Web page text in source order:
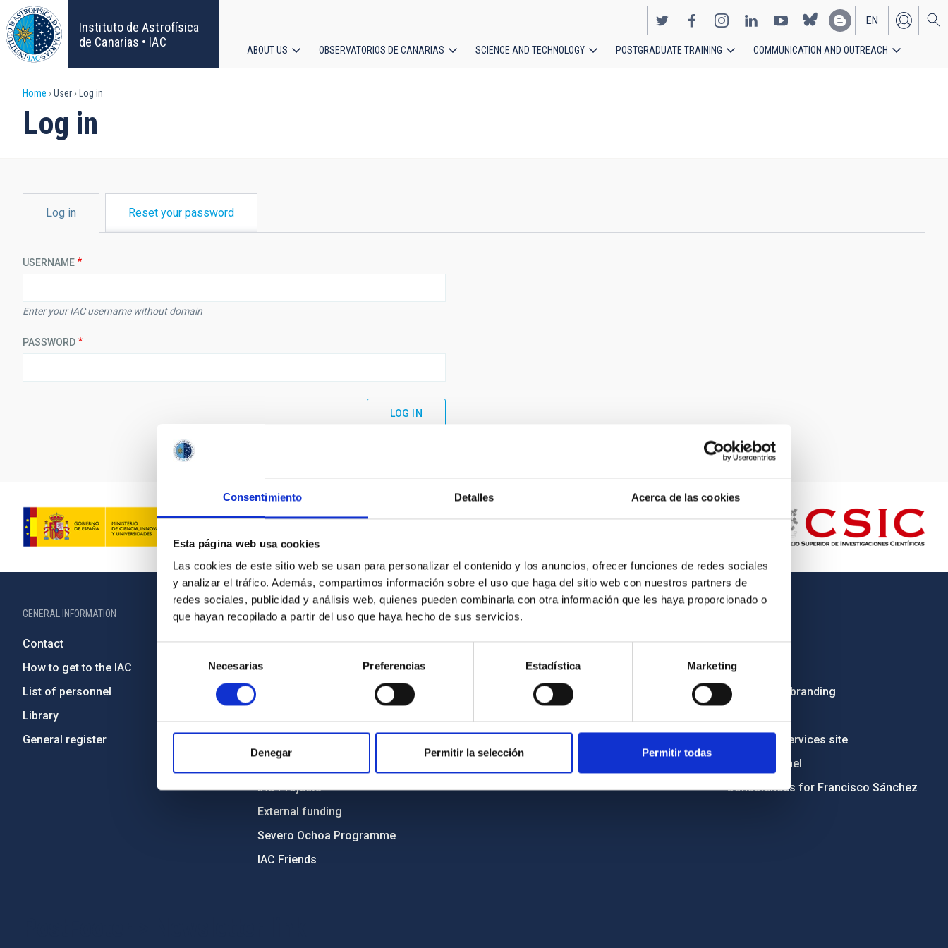
Consentimiento Detalles Acerca de las cookies
Esta página web usa cookies
Las cookies de este sitio web se usan para personalizar el contenido y los anuncios, ofrecer funciones de redes sociales
y analizar el tráfico. Además, compartimos información sobre el uso que haga del sitio web con nuestros partners de
redes sociales, publicidad y análisis web, quienes pueden combinarla con otra información que les haya proporcionado o
que hayan recopilado a partir del uso que haya hecho de sus servicios.
consentimiento
Necesarias Preferencias Estadística Marketing
Denegar Permitir la selección Permitir todas
Skip
to
main
content
Instituto de Astrofísica
de Canarias • IAC
EN
ES
ABOUT US OBSERVATORIOS DE CANARIAS SCIENCE AND TECHNOLOGY POSTGRADUATE TRAINING COMMUNICATION AND OUTREACH
Breadcrumb
Home User Log in
Log in
TABSLog in Reset your password
USERNAME
Enter your IAC username without domain
PASSWORD
GENERAL INFORMATION
Contact
How to get to the IAC
List of personnel
Library
General register
ABOUT THE IAC
Legislation
Transparency
Code of ethics and anti-fraud policy
Environment and Sustainability
Forever IAC
IAC Projects
External funding
Severo Ochoa Programme
IAC Friends
IAC PORTAL
Sitemap
Privacy policy
Legal notice
Employment
Tenders
Institutional branding
Electronic services site
Ethics channel
Condolences for Francisco Sánchez